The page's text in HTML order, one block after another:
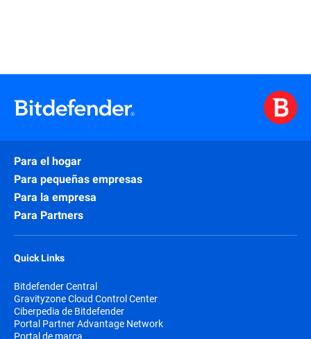
Para el hogar
Para pequeñas empresas
Para la empresa
Para Partners
Quick Links
Bitdefender Central
Gravityzone Cloud Control Center
Ciberpedia de Bitdefender
Portal Partner Advantage Network
Portal de marca